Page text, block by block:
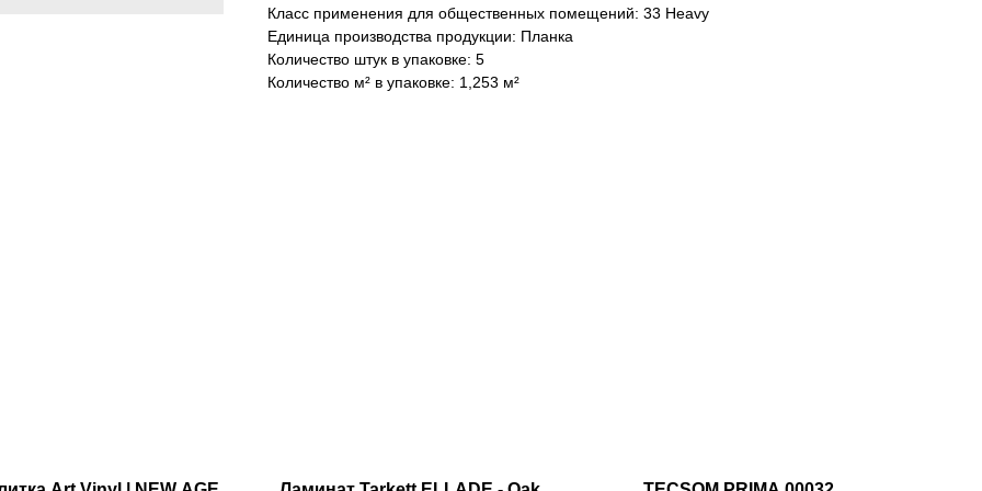
Класс применения для общественных помещений: 33 Heavy
Единица производства продукции: Планка
Количество штук в упаковке: 5
Количество м² в упаковке: 1,253 м²